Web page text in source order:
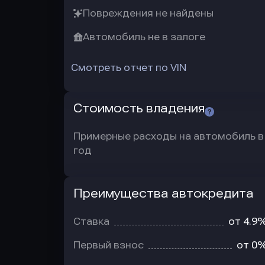
Повреждения не найдены
Автомобиль не в залоге
Смотреть отчет по VIN
Стоимость владения
Примерные расходы на автомобиль в
год
Преимущества автокредита
Ставка от
Первый взнос от